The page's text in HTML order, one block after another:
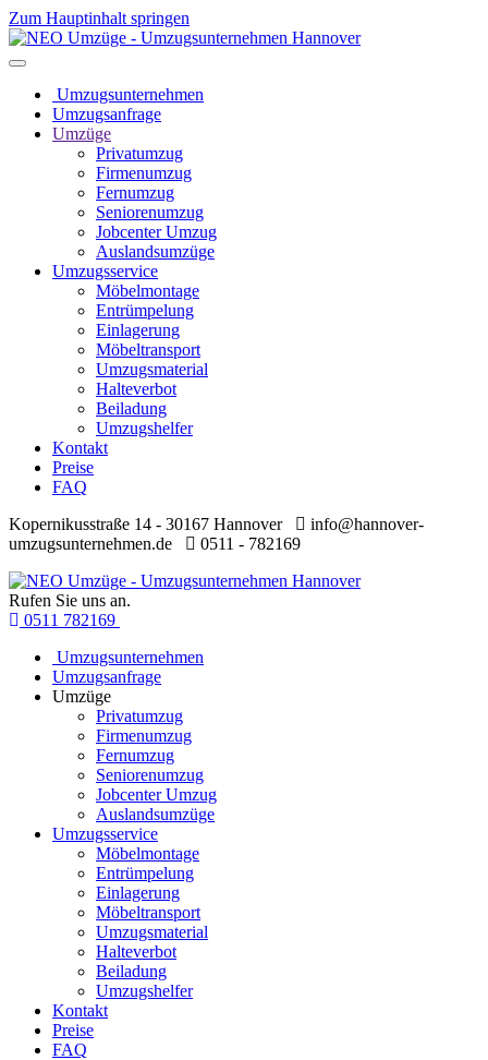
Zum Hauptinhalt springen
Umzugsunternehmen
Umzugsanfrage
Umzüge
Privatumzug
Firmenumzug
Fernumzug
Seniorenumzug
Jobcenter Umzug
Auslandsumzüge
Umzugsservice
Möbelmontage
Entrümpelung
Einlagerung
Möbeltransport
Umzugsmaterial
Halteverbot
Beiladung
Umzugshelfer
Kontakt
Preise
FAQ
Kopernikusstraße 14 - 30167 Hannover
info@hannover-
umzugsunternehmen.de
0511 - 782169
Rufen Sie uns an.
0511 782169
Umzugsunternehmen
Umzugsanfrage
Umzüge
Privatumzug
Firmenumzug
Fernumzug
Seniorenumzug
Jobcenter Umzug
Auslandsumzüge
Umzugsservice
Möbelmontage
Entrümpelung
Einlagerung
Möbeltransport
Umzugsmaterial
Halteverbot
Beiladung
Umzugshelfer
Kontakt
Preise
FAQ